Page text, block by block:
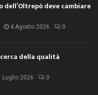
dell’Oltrepò deve cambiare
4 Agosto 2026 0
della qualità
Luglio 2026 0